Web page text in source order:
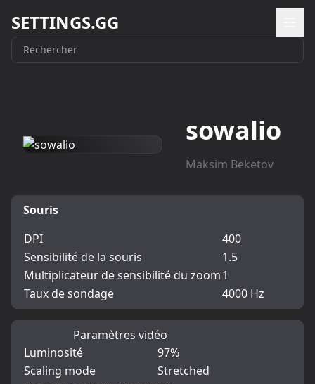
SETTINGS.GG
sowalio
Maksim Beketov
Souris
DPI
400
Sensibilité de la souris
1.5
Multiplicateur de sensibilité du zoom1
Taux de sondage
4000 Hz
Paramètres vidéo
Luminosité
97%
Scaling mode
Stretched